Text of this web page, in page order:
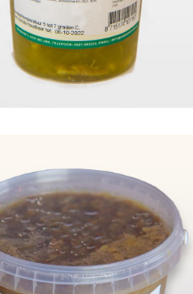
gemaakt van een
bouillon van kippenbouten,